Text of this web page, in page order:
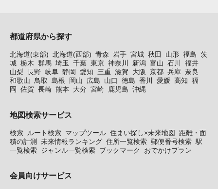
都道府県から探す
北海道(東部) 北海道(西部) 青森 岩手 宮城 秋田 山形 福島 茨
城 栃木 群馬 埼玉 千葉 東京 神奈川 新潟 富山 石川
福井
山梨 長野 岐阜 静岡 愛知 三重 滋賀 大阪 京都 兵庫 奈良
和歌山 鳥取 島根 岡山 広島 山口 徳島 香川 愛媛 高知 福
岡
佐賀 長崎 熊本 大分 宮崎 鹿児島 沖縄
地図検索サービス
検索 ルート検索 マップツール 住まい探し×未来地図
距離・面
積の計測
未来情報ランキング 住所一覧検索 郵便番号検索 駅
一覧検索 ジャンル一覧検索 ブックマーク おでかけプラン
会員向けサービス